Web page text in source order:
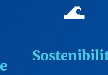
🌊